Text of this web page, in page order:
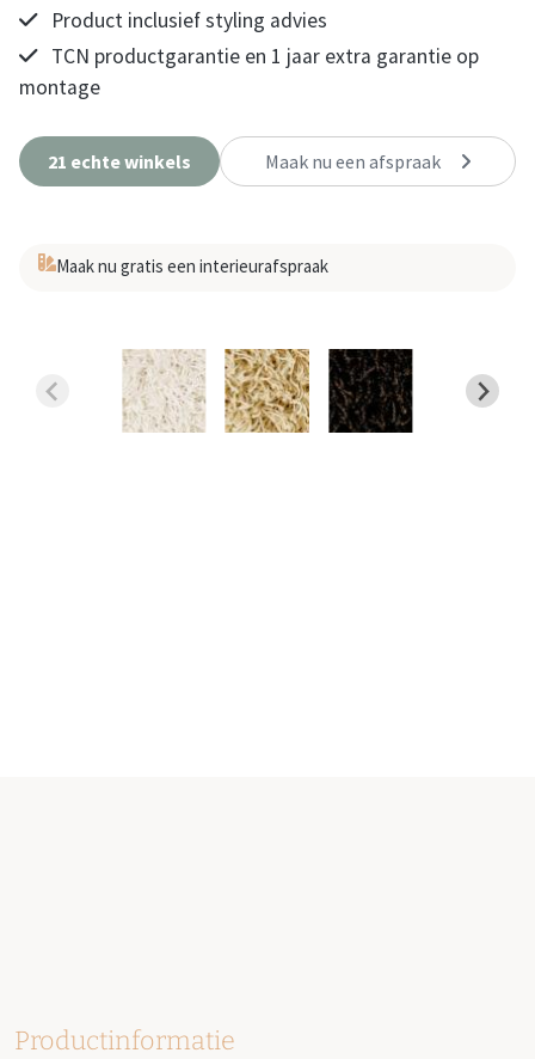
Product inclusief styling advies
TCN productgarantie en 1 jaar extra garantie op
montage
21 echte winkels Maak nu een afspraak
Maak nu gratis een interieurafspraak
Productinformatie